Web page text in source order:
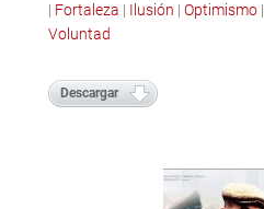
| Fortaleza | Ilusión | Optimismo|
Voluntad
Descargar